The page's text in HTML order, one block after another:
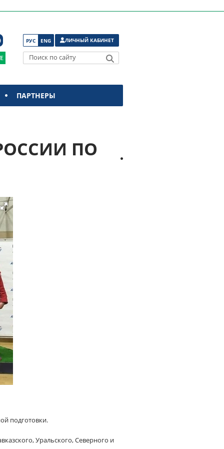
РУС ENG ЛИЧНЫЙ КАБИНЕТ
Поиск по сайту
ПАРТНЕРЫ
ПО
подготовки.
Уральского, Северного и